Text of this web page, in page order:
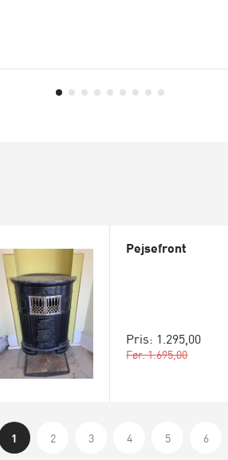
Pejsefront
Pris: 1.295,00
Før: 1.695,00
1 2 3 4 5 6